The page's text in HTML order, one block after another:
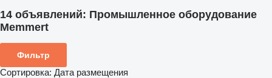
14 объявлений: Промышленное оборудование
Memmert
Фильтр
Сортировка: Дата размещения